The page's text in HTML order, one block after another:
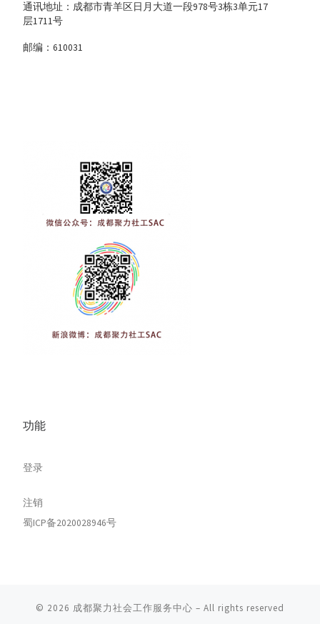
通讯地址：成都市青羊区日月大道一段978号3栋3单元17
层1711号
邮编：610031
功能
登录
注销
蜀ICP备2020028946号
© 2026 成都聚力社会工作服务中心 – All rights reserved